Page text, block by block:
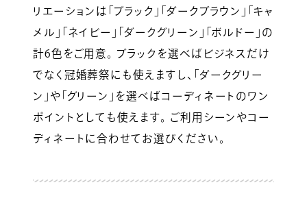
リエーションは「ブラック」「ダークブラウン」「キャ
メル」「ネイビー」「ダークグリーン」「ボルドー」の
計6色をご用意。 ブラックを選べばビジネスだけ
でなく冠婚葬祭にも使えますし、「ダークグリー
ン」や「グリーン」を選べばコーディネートのワン
ポイントとしても使えます。 ご利用シーンやコー
ディネートに合わせてお選びください。